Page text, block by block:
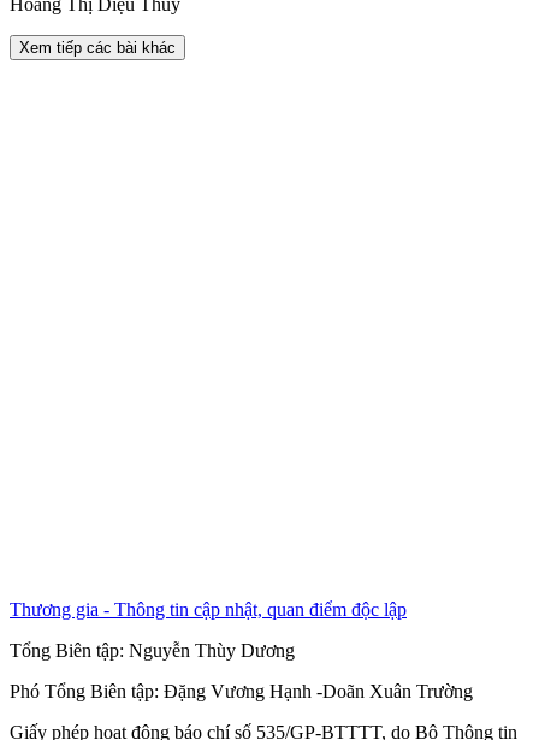
Xem tiếp các bài khác
Thương gia - Thông tin cập nhật, quan điểm độc lập
Tổng Biên tập: Nguyễn Thùy Dương
Phó Tổng Biên tập: Đặng Vương Hạnh -Doãn Xuân Trường
Giấy phép hoạt động báo chí số 535/GP-BTTTT, do Bộ Thông tin